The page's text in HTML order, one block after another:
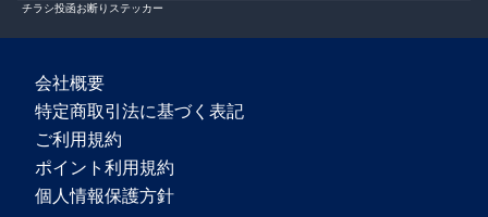
チラシ投函お断りステッカー
会社概要
特定商取引法に基づく表記
ご利用規約
ポイント利用規約
個人情報保護方針